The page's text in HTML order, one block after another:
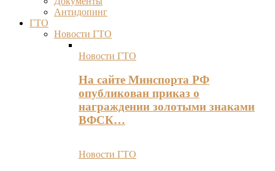
Антидопинг
ГТО
Новости ГТО
Новости ГТО
На сайте Минспорта РФ
опубликован приказ о
награждении золотыми знаками
ВФСК…
Новости ГТО